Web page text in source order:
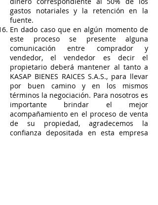
gastos notariales y la retención en la
fuente.
En dado caso que en algún momento de
este proceso se presente alguna
comunicación entre comprador y
vendedor, el vendedor es decir el
propietario deberá mantener al tanto a
KASAP BIENES RAICES S.A.S., para llevar
por buen camino y en los mismos
términos la negociación. Para nosotros es
importante brindar el mejor
acompañamiento en el proceso de venta
de su propiedad, agradecemos la
confianza depositada en esta empresa